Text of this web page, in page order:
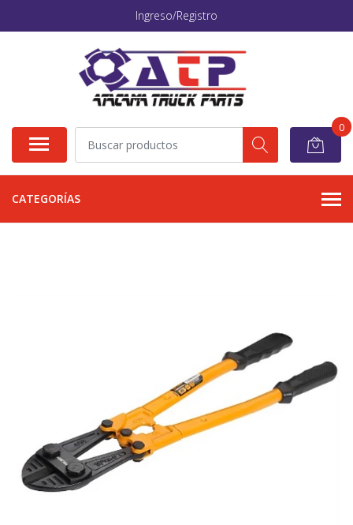
Ingreso/Registro
0
CATEGORÍAS